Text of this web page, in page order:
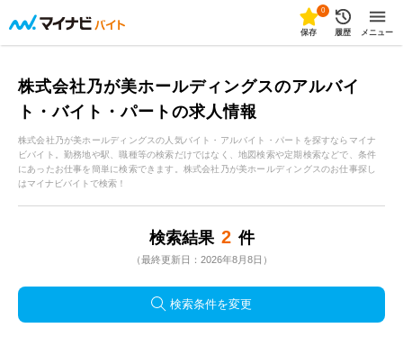
0
保存 履歴 メニュー
株式会社乃が美ホールディングスのアルバイ
ト・バイト・パートの求人情報
株式会社乃が美ホールディングスの人気バイト・アルバイト・パートを探すならマイナ
ビバイト。勤務地や駅、職種等の検索だけではなく、地図検索や定期検索などで、条件
にあったお仕事を簡単に検索できます。株式会社乃が美ホールディングスのお仕事探し
はマイナビバイトで検索！
検索結果 2 件
（最終更新日：2026年8月8日）
検索条件を変更